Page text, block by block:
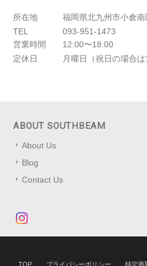
所在地
福岡県北九州市小倉
TEL
093-951-1473
営業時間
12:00〜18:00
定休日
月曜日（祝日の場合は
ABOUT SOUTHBEAM
About Us
Blog
Contact Us
TOP プライバシーポリシー 特定商